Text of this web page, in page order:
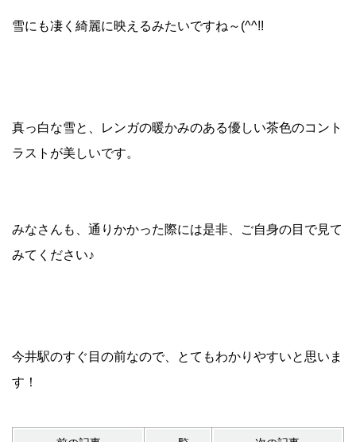
雪にも凄く綺麗に映えるみたいですね～(^^!!
真っ白な雪と、レンガの暖かみのある優しい茶色のコント
ラストが美しいです。
みなさんも、通りかかった際には是非、ご自身の目で見て
みてください♪
今井駅のすぐ目の前なので、とてもわかりやすいと思いま
す！